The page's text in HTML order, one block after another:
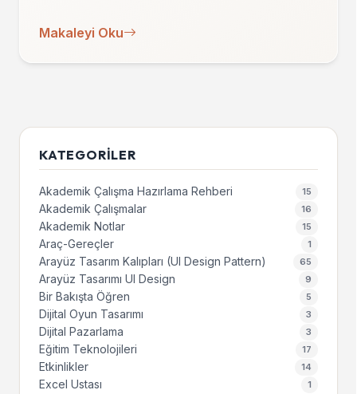
Makaleyi Oku
KATEGORILER
Akademik Çalışma Hazırlama Rehberi 15
Akademik Çalışmalar 16
Akademik Notlar 15
Araç-Gereçler 1
Arayüz Tasarım Kalıpları (UI Design Pattern) 65
Arayüz Tasarımı UI Design 9
Bir Bakışta Öğren 5
Dijital Oyun Tasarımı 3
Dijital Pazarlama 3
Eğitim Teknolojileri 17
Etkinlikler 14
Excel Ustası 1